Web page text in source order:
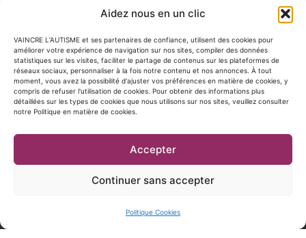
Aidez nous en un clic
VAINCRE L’AUTISME et ses partenaires de confiance, utilisent des cookies pour
améliorer votre expérience de navigation sur nos sites, compiler des données
statistiques sur les visites, faciliter le partage de contenus sur les plateformes de
réseaux sociaux, personnaliser à la fois notre contenu et nos annonces. À tout
moment, vous avez la possibilité d'ajuster vos préférences en matière de cookies, y
compris de refuser l'utilisation de cookies. Pour obtenir des informations plus
détaillées sur les types de cookies que nous utilisons sur nos sites, veuillez consulter
notre Politique en matière de cookies.
Accepter
Continuer sans accepter
Politique Cookies
Vaincre
l'autisme
rue
Envie de rejoindre le combat ? Faites un don maintenant pour
VAINCRE L’AUTISME.
Association reconnue d’intérêt général, chaque don donne
la limite de 20% de vos revenus imposables.
C’est facile, rapide et 100% sécurisé.